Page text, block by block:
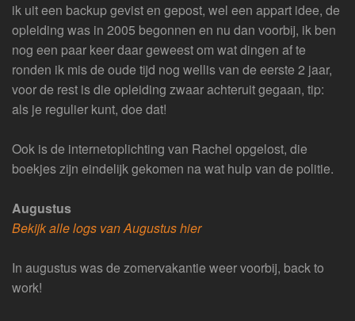
ik uit een backup gevist en gepost, wel een appart idee, de
opleiding was in 2005 begonnen en nu dan voorbij, ik ben
nog een paar keer daar geweest om wat dingen af te
ronden ik mis de oude tijd nog wellis van de eerste 2 jaar,
voor de rest is die opleiding zwaar achteruit gegaan, tip:
als je regulier kunt, doe dat!
Ook is de internetoplichting van Rachel opgelost, die
boekjes zijn eindelijk gekomen na wat hulp van de politie.
Augustus
Bekijk alle logs van Augustus hier
In augustus was de zomervakantie weer voorbij, back to
work!